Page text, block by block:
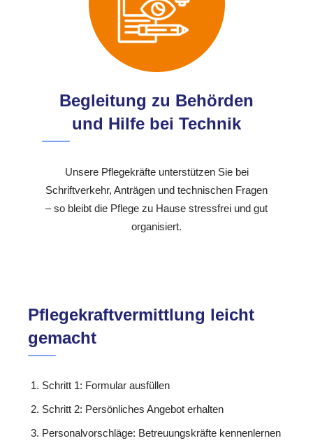
Begleitung zu Behörden
und Hilfe bei Technik
Unsere Pflegekräfte unterstützen Sie bei
Schriftverkehr, Anträgen und technischen Fragen
– so bleibt die Pflege zu Hause stressfrei und gut
organisiert.
Pflegekraftvermittlung leicht
gemacht
Schritt 1: Formular ausfüllen
Schritt 2: Persönliches Angebot erhalten
Personalvorschläge: Betreuungskräfte kennenlernen